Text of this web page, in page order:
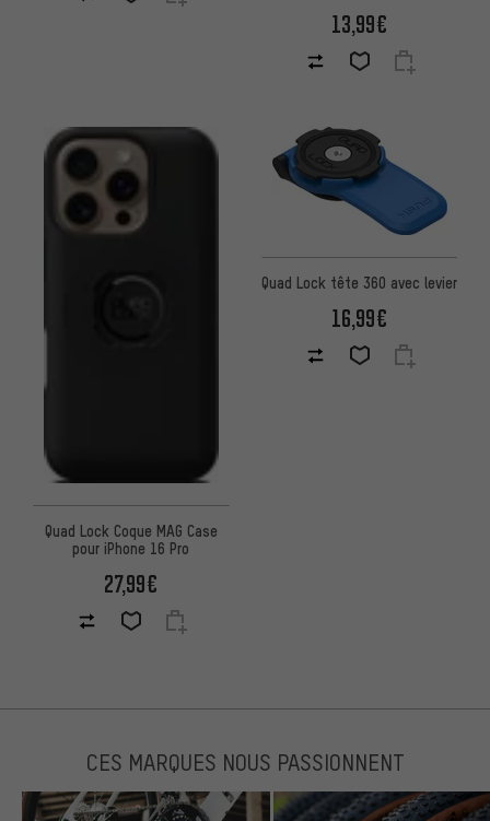
13,99€
Quad Lock Coque MAG Case
pour iPhone 16 Pro
27,99€
Quad Lock tête 360 avec levier
16,99€
CES MARQUES NOUS PASSIONNENT